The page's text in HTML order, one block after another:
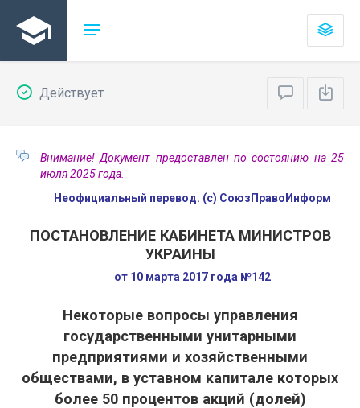
Действует
Внимание! Документ предоставлен по состоянию на 25
июля 2025 года.
Неофициальный перевод. (с) СоюзПравоИнформ
ПОСТАНОВЛЕНИЕ КАБИНЕТА МИНИСТРОВ
УКРАИНЫ
от 10 марта 2017 года №142
Некоторые вопросы управления
государственными унитарными
предприятиями и хозяйственными
обществами, в уставном капитале которых
более 50 процентов акций (долей)